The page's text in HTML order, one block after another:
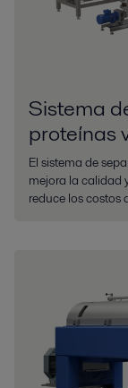
Sistema
proteínas
El sistema de
mejora la calidad
reduce los costos